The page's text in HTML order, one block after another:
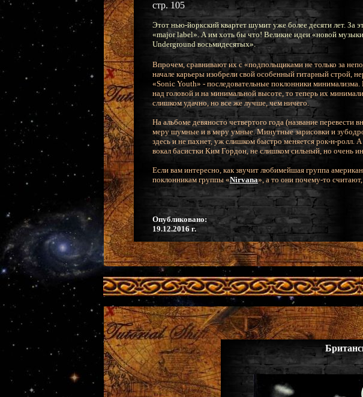
стр. 105
Этот нью-йоркский квартет шумит уже более десяти лет. За
«major label». А им хоть бы что! Великие идеи «новой
Underground восьмидесятых».
Впрочем, сравнивают их с «подпольщиками не только за
начале карьеры изобрели свой особенный гитарный строй,
«Sonic Youth» - последовательные поклонники
над головой и на минимальной высоте, то теперь их
слишком удачно, но все же лучше, чем ничего.
На альбоме девяносто четвертого года (название
меру шумные и в меру умные. Минутные зарисовки и
здесь и не пахнет, уж слишком быстро меняется рок-н-ролл.
вокал басистки Ким Гордон, не слишком сильный, но очень
Если вам интересно, как звучит любимейшая группа
поклонникам группы «Nirvana», а то они почему-то
Опубликовано:
19.12.2016 г.